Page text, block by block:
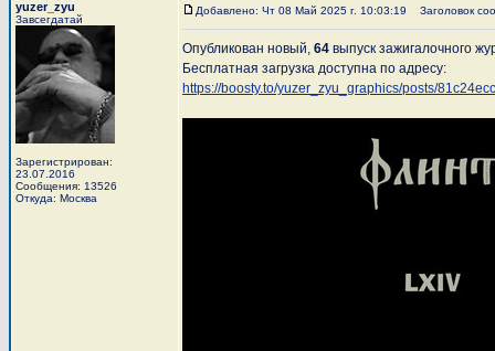
yuzer_zyu
Завсегдатай
Зарегистрирован:
23.07.2016
Сообщения: 13526
Откуда: Москва
Добавлено: Чт 08 Май 2025 г. 10:03:19 Заголовок
Опубликован новый, 64 выпуск зажигалочного
Бесплатная загрузка доступна по адресу:
https://boosty.to/yuzer_zyu_graphics/posts/